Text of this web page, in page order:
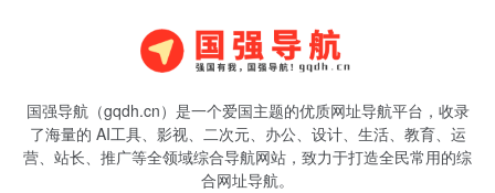
国强导航（gqdh.cn）是一个爱国主题的优质网址导航平台，收录
了海量的 AI工具、影视、二次元、办公、设计、生活、教育、运
营、站长、推广等全领域综合导航网站，致力于打造全民常用的综
合网址导航。